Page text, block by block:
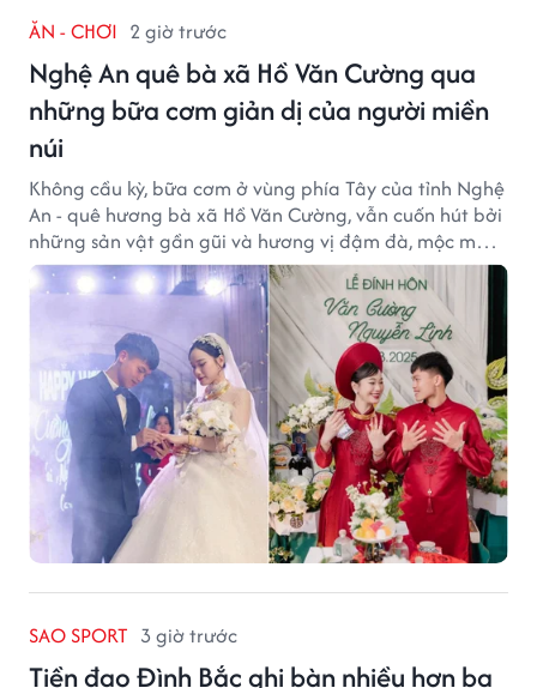
ĂN - CHƠI 2 giờ trước
Nghệ An quê bà xã Hồ Văn Cường qua
những bữa cơm giản dị của người miền
núi
Không cầu kỳ, bữa cơm ở vùng phía Tây của tỉnh Nghệ
An - quê hương bà xã Hồ Văn Cường, vẫn cuốn hút bởi
những sản vật gần gũi và hương vị đậm đà, mộc mạc
của núi rừng.
SAO SPORT 3 giờ trước
Tiền đạo Đình Bắc ghi bàn nhiều hơn ba